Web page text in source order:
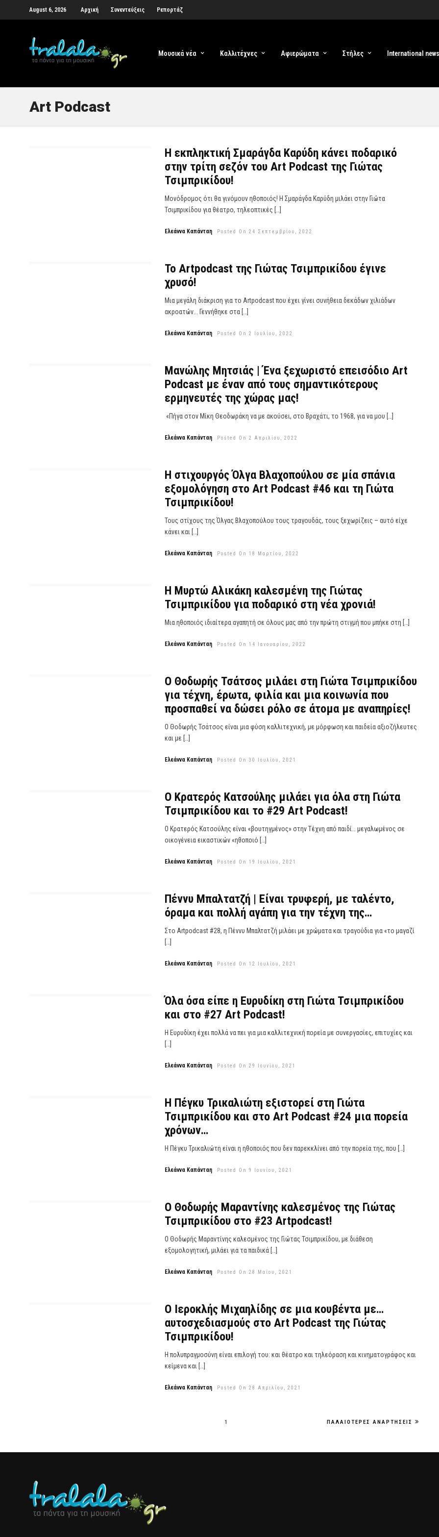
August 6, 2026 Αρχική Συνεντεύξεις Ρεπορτάζ
Μουσικά νέα Καλλιτέχνες Αφιερώματα Στήλες International news
Art Podcast
Η εκπληκτική Σμαράγδα Καρύδη κάνει ποδαρικό
στην τρίτη σεζόν του Art Podcast της Γιώτας
Τσιμπρικίδου!
Μονόδρομος ότι θα γινόμουν ηθοποιός! Η Σμαράγδα Καρύδη μιλάει στην Γιώτα
Τσιμπρικίδου για θέατρο, τηλεοπτικές […]
Ελεάννα Καπάνταη Posted On 24 Σεπτεμβρίου, 2022
To Artpodcast της Γιώτας Τσιμπρικίδου έγινε
χρυσό!
Μια μεγάλη διάκριση για το Artpodcast που έχει γίνει συνήθεια δεκάδων χιλιάδων
ακροατών... Γεννήθηκε στα […]
Ελεάννα Καπάνταη Posted On 2 Ιουλίου, 2022
Μανώλης Μητσιάς | Ένα ξεχωριστό επεισόδιο Art
Podcast με έναν από τους σημαντικότερους
ερμηνευτές της χώρας μας!
«Πήγα στον Μίκη Θεοδωράκη να με ακούσει, στο Βραχάτι, το 1968, για να μου […]
Ελεάννα Καπάνταη Posted On 2 Απριλίου, 2022
Η στιχουργός Όλγα Βλαχοπούλου σε μία σπάνια
εξομολόγηση στο Art Podcast #46 και τη Γιώτα
Τσιμπρικίδου!
Τους στίχους της Όλγας Βλαχοπούλου τους τραγουδάς, τους ξεχωρίζεις – αυτό είχε
κάνει και […]
Ελεάννα Καπάνταη Posted On 18 Μαρτίου, 2022
Η Μυρτώ Αλικάκη καλεσμένη της Γιώτας
Τσιμπρικίδου για ποδαρικό στη νέα χρονιά!
Μια ηθοποιός ιδιαίτερα αγαπητή σε όλους μας από την πρώτη στιγμή που μπήκε στη […]
Ελεάννα Καπάνταη Posted On 14 Ιανουαρίου, 2022
Ο Θοδωρής Τσάτσος μιλάει στη Γιώτα Τσιμπρικίδου
για τέχνη, έρωτα, φιλία και μια κοινωνία που
προσπαθεί να δώσει ρόλο σε άτομα με αναπηρίες!
Ο Θοδωρής Τσάτσος είναι μια φύση καλλιτεχνική, με μόρφωση και παιδεία αξιοζήλευτες
και με […]
Ελεάννα Καπάνταη Posted On 30 Ιουλίου, 2021
Ο Κρατερός Κατσούλης μιλάει για όλα στη Γιώτα
Τσιμπρικίδου και το #29 Art Podcast!
Ο Κρατερός Κατσούλης είναι «βουτηγμένος» στην Τέχνη από παιδί… μεγαλωμένος σε
οικογένεια εικαστικών «ηθοποιό […]
Ελεάννα Καπάνταη Posted On 19 Ιουλίου, 2021
Πέννυ Μπαλτατζή | Είναι τρυφερή, με ταλέντο,
όραμα και πολλή αγάπη για την τέχνη της…
Στο Artpodcast #28, η Πέννυ Μπαλτατζή μιλάει με χρώματα και τραγούδια για «το μαγαζί
[…]
Ελεάννα Καπάνταη Posted On 12 Ιουλίου, 2021
Όλα όσα είπε η Ευρυδίκη στη Γιώτα Τσιμπρικίδου
και στο #27 Art Podcast!
Η Ευρυδίκη έχει πολλά να πει για μια καλλιτεχνική πορεία με συνεργασίες, επιτυχίες και
[…]
Ελεάννα Καπάνταη Posted On 29 Ιουνίου, 2021
Η Πέγκυ Τρικαλιώτη εξιστορεί στη Γιώτα
Τσιμπρικίδου και στο Art Podcast #24 μια πορεία
χρόνων…
Η Πέγκυ Τρικαλιώτη είναι η ηθοποιός που δεν παρεκκλίνει από την πορεία της, που […]
Ελεάννα Καπάνταη Posted On 9 Ιουνίου, 2021
Ο Θοδωρής Μαραντίνης καλεσμένος της Γιώτας
Τσιμπρικίδου στο #23 Artpodcast!
Ο Θοδωρής Μαραντίνης καλεσμένος της Γιώτας Τσιμπρικίδου, με διάθεση
εξομολογητική, μιλάει για τα παιδικά […]
Ελεάννα Καπάνταη Posted On 28 Μαΐου, 2021
Ο Ιεροκλής Μιχαηλίδης σε μια κουβέντα με…
αυτοσχεδιασμούς στο Art Podcast της Γιώτας
Τσιμπρικίδου!
Η πολυπραγμοσύνη είναι επιλογή του: και θέατρο και τηλεόραση και κινηματογράφος και
κείμενα και […]
Ελεάννα Καπάνταη Posted On 28 Απριλίου, 2021
1 ΠΑΛΑΙΌΤΕΡΕΣ ΑΝΑΡΤΉΣΕΙΣ